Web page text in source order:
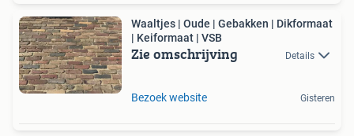
Waaltjes | Oude | Gebakken | Dikformaat
| Keiformaat | VSB
Zie omschrijving Details
Bezoek website Gisteren